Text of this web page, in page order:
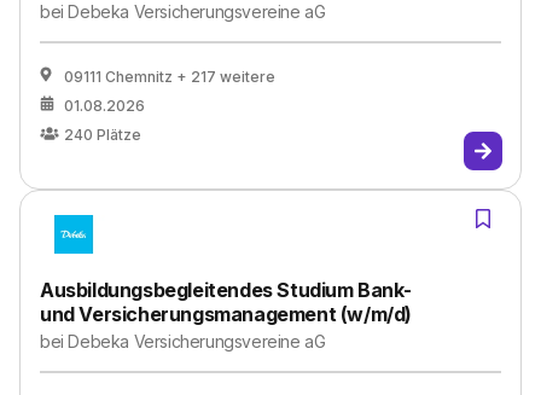
beiDebeka Versicherungsvereine aG
09111 Chemnitz + 217 weitere
01.08.2026
240 Plätze
Ausbildungsbegleitendes Studium Bank-
und Versicherungsmanagement (w/m/d)
beiDebeka Versicherungsvereine aG